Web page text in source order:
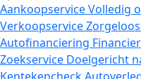
AankoopserviceVolledig
Verkoopservice
Autofinanciering
Zoekservice Doelgericht